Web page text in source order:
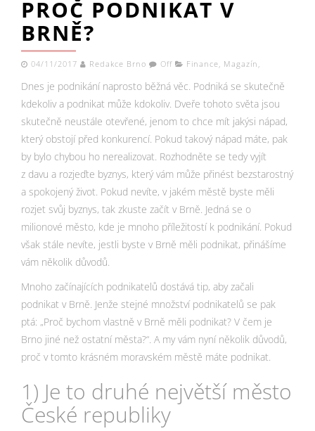
PROČ PODNIKAT V
BRNĚ?
04/11/2017 Redakce Brno Off Finance Magazín
Dnes je podnikání naprosto běžná věc. Podniká se skutečně
kdekoliv a podnikat může kdokoliv. Dveře tohoto světa jsou
skutečně neustále otevřené, jenom to chce mít jakýsi nápad,
který obstojí před konkurencí. Pokud takový nápad máte, pak
by bylo chybou ho nerealizovat. Rozhodněte se tedy vyjít
z davu a rozjeďte byznys, který vám může přinést bezstarostný
a spokojený život. Pokud nevíte, v jakém městě byste měli
rozjet svůj byznys, tak zkuste začít v Brně. Jedná se o
milionové město, kde je mnoho příležitostí k podnikání. Pokud
však stále nevíte, jestli byste v Brně měli podnikat, přinášíme
vám několik důvodů.
Mnoho začínajících podnikatelů dostává tip, aby začali
podnikat v Brně. Jenže stejné množství podnikatelů se pak
ptá: „Proč bychom vlastně v Brně měli podnikat? V čem je
Brno jiné než ostatní města?“. A my vám nyní několik důvodů,
proč v tomto krásném moravském městě máte podnikat.
1) Je to druhé největší město
České republiky